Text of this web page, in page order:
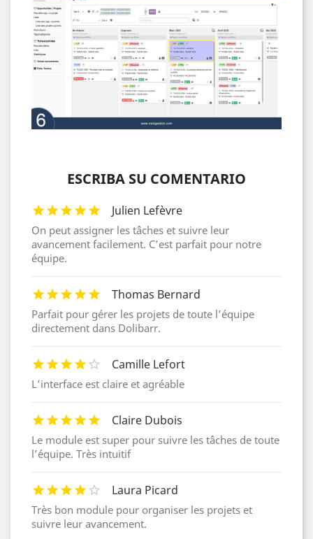
ESCRIBA SU COMENTARIO
Julien Lefèvre
On peut assigner les tâches et suivre leur
avancement facilement. C’est parfait pour notre
équipe.
Thomas Bernard
Parfait pour gérer les projets de toute l’équipe
directement dans Dolibarr.
Camille Lefort
L’interface est claire et agréable
Claire Dubois
Le module est super pour suivre les tâches de toute
l’équipe. Très intuitif
Laura Picard
Très bon module pour organiser les projets et
suivre leur avancement.